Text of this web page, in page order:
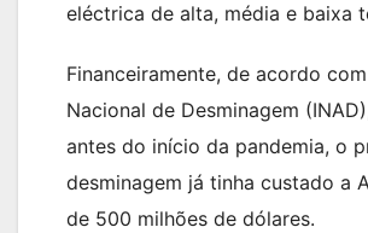
eléctrica de alta, média e baixa
Financeiramente, de acordo
Nacional de Desminagem
antes do início da pandemia, o
desminagem já tinha custado a
de 500 milhões de dólares.